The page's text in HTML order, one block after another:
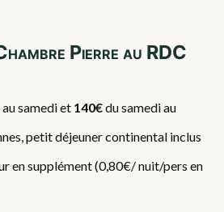
Pierre au RDC
samedi et 140€du samedi au
petit déjeuner continental inclus
en supplément (0,80€/ nuit/pers en